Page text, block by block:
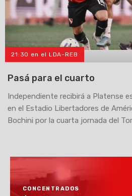
21:30 en el LDA-REB
Pasá para el cuarto
Independiente recibirá a Platense
en el Estadio Libertadores de
Bochini por la cuarta jornada del
CONCENTRADOS